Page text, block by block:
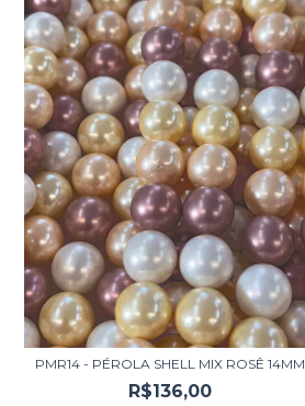
PMR14 - PÉROLA SHELL MIX ROSÊ 14MM
R$136,00